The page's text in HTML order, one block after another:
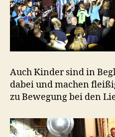
Auch Kinder sind in
dabei und machen
zu Bewegung bei den